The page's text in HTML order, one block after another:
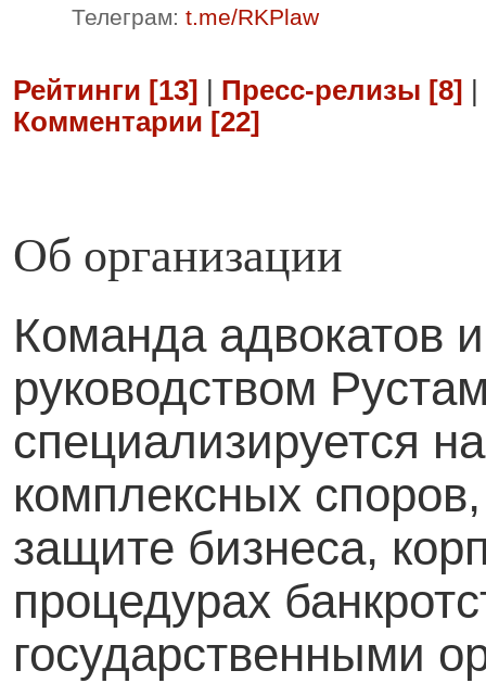
Телеграм: t.me/RKPlaw
Рейтинги [13] Пресс-релизы [8]
Комментарии [22]
Об организации
Команда адвокатов
руководством
специализируется
комплексных
защите бизнеса,
процедурах
государственными